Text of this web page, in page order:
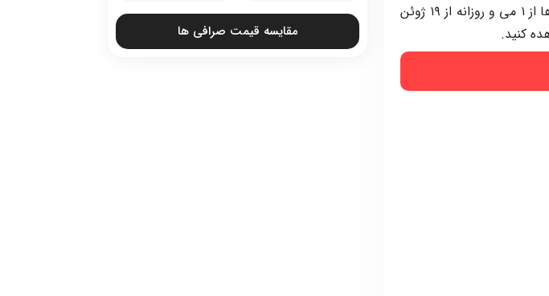
علاوه بر این در اونجا می تونید به داخل کلبه های درختی برید و یا آخر هفته ها از ۱ می و روزانه از ۱۹ ژوئن
مقایسه قیمت صرافی ها